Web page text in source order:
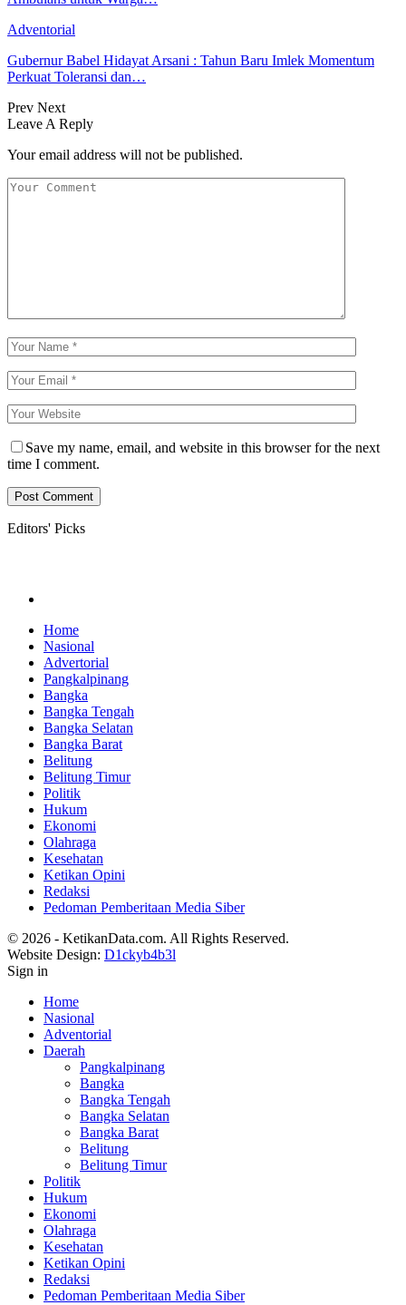
Adventorial
Gubernur Babel Hidayat Arsani : Tahun Baru Imlek Momentum
Perkuat Toleransi dan…
Prev Next
Leave A Reply
Your email address will not be published.
Save my name, email, and website in this browser for the next
time I comment.
Editors' Picks
Home
Nasional
Advertorial
Pangkalpinang
Bangka
Bangka Tengah
Bangka Selatan
Bangka Barat
Belitung
Belitung Timur
Politik
Hukum
Ekonomi
Olahraga
Kesehatan
Ketikan Opini
Redaksi
Pedoman Pemberitaan Media Siber
© 2026 - KetikanData.com. All Rights Reserved.
Website Design: D1ckyb4b3l
Sign in
Home
Nasional
Adventorial
Daerah
Pangkalpinang
Bangka
Bangka Tengah
Bangka Selatan
Bangka Barat
Belitung
Belitung Timur
Politik
Hukum
Ekonomi
Olahraga
Kesehatan
Ketikan Opini
Redaksi
Pedoman Pemberitaan Media Siber